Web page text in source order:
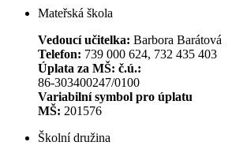
Mateřská škola
Vedoucí učitelka: Barbora Barátová
Telefon: 739 000 624, 732 435 403
Úplata za MŠ: č.ú.:
86-303400247/0100
Variabilní symbol pro úplatu
MŠ: 201576
Školní družina